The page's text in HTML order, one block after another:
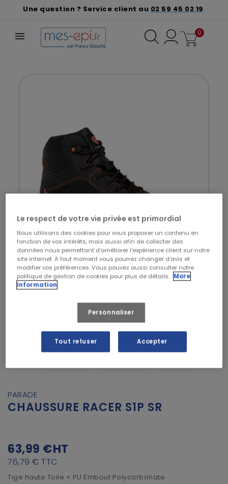
Une question ? Service client au 02 59 45 02 19
0
PARADE
CHAUSSURE RACER S1P SR
63,99 €HT
76,79 € TTC
Tige haute Toile + PU Embout Polycarbonate
Le respect de votre vie privée est primordial
Nous utilisons des cookies pour vous proposer un contenu en
fonction de vos intérêts, mais aussi afin de collecter des
données nous permettant d’améliorer l’expérience client sur notre
site internet. A tout moment vous pourrez changer d’avis et
modifier vos préférences. Vous pouvez aussi consulter notre
politique de gestion de cookies pour plus de détails. More
Information
Personnaliser
Tout refuser Accepter